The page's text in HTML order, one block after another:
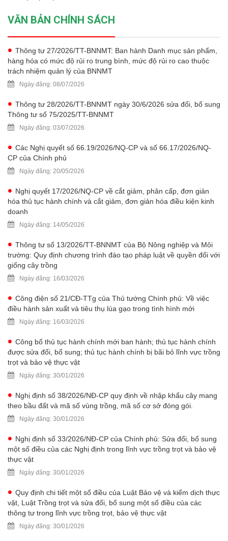
VĂN BẢN CHÍNH SÁCH
Thông tư 27/2026/TT-BNNMT: Ban hành Danh mục sản phẩm,
hàng hóa có mức độ rủi ro trung bình, mức độ rủi ro cao thuộc
trách nhiệm quản lý của BNNMT
Ngày đăng: 08/07/2026
Thông tư 28/2026/TT-BNNMT ngày 30/6/2026 sửa đổi, bổ sung
Thông tư số 75/2025/TT-BNNMT
Ngày đăng: 03/07/2026
Các Nghị quyết số 66.19/2026/NQ-CP và số 66.17/2026/NQ-
CP của Chính phủ
Ngày đăng: 20/05/2026
Nghị quyết 17/2026/NQ-CP về cắt giảm, phân cấp, đơn giản
hóa thủ tục hành chính và cắt giảm, đơn giản hóa điều kiện kinh
doanh
Ngày đăng: 14/05/2026
Thông tư số 13/2026/TT-BNNMT của Bộ Nông nghiệp và Môi
trường: Quy định chương trình đào tạo pháp luật về quyền đối với
giống cây trồng
Ngày đăng: 16/03/2026
Công điện số 21/CĐ-TTg của Thủ tướng Chính phủ: Về việc
điều hành sản xuất và tiêu thụ lúa gạo trong tình hình mới
Ngày đăng: 16/03/2026
Công bố thủ tục hành chính mới ban hành; thủ tục hành chính
được sửa đổi, bổ sung; thủ tục hành chính bị bãi bỏ lĩnh vực trồng
trọt và bảo vệ thực vật
Ngày đăng: 30/01/2026
Nghị định số 38/2026/NĐ-CP quy định về nhập khẩu cây mang
theo bầu đất và mã số vùng trồng, mã số cơ sở đóng gói.
Ngày đăng: 30/01/2026
Nghị định số 33/2026/NĐ-CP của Chính phủ: Sửa đổi, bổ sung
một số điều của các Nghị định trong lĩnh vực trồng trọt và bảo vệ
thực vật
Ngày đăng: 30/01/2026
Quy định chi tiết một số điều của Luật Bảo vệ và kiểm dịch thực
vật, Luật Trồng trọt và sửa đổi, bổ sung một số điều của các
thông tư trong lĩnh vực trồng trọt, bảo vệ thực vật
Ngày đăng: 30/01/2026